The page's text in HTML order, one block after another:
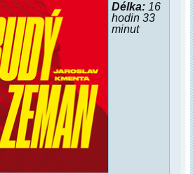
Délka:16
hodin 33
minut